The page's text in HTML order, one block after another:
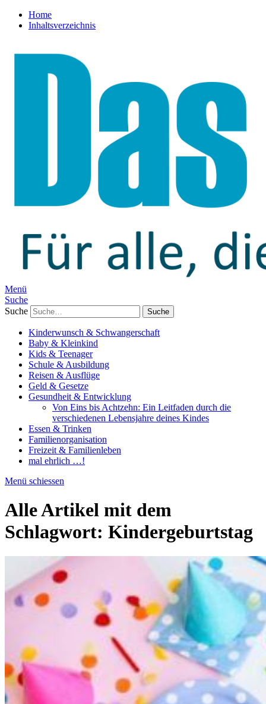
Home
Inhaltsverzeichnis
Menü
Suche
Suche
Kinderwunsch & Schwangerschaft
Baby & Kleinkind
Kids & Teenager
Schule & Ausbildung
Reisen & Ausflüge
Geld & Gesetze
Gesundheit & Entwicklung
Von Eins bis Achtzehn: Ein Leitfaden durch die
verschiedenen Lebensjahre deines Kindes
Essen & Trinken
Familienorganisation
Freizeit & Familienleben
mal ehrlich …!
Menü schiessen
Alle Artikel mit dem
Schlagwort: Kindergeburtstag